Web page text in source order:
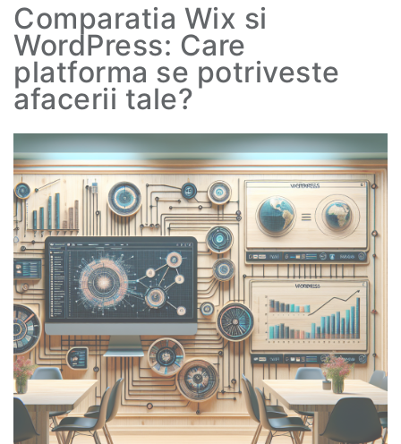
Comparatia Wix si
WordPress: Care
platforma se potriveste
afacerii tale?